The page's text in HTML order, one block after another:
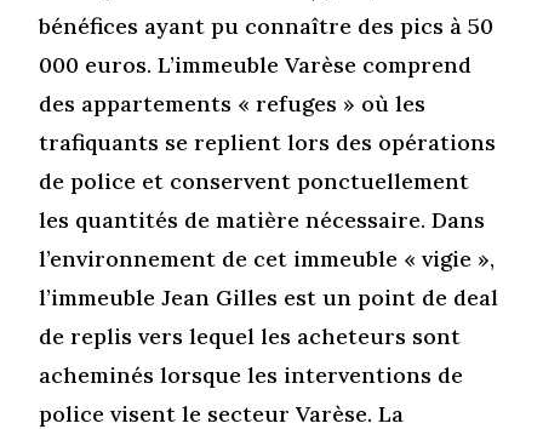
bénéfices ayant pu connaître des pics à 50
000 euros. L’immeuble Varèse comprend
des appartements « refuges » où les
trafiquants se replient lors des opérations
de police et conservent ponctuellement
les quantités de matière nécessaire. Dans
l’environnement de cet immeuble « vigie »,
l’immeuble Jean Gilles est un point de deal
de replis vers lequel les acheteurs sont
acheminés lorsque les interventions de
police visent le secteur Varèse. La